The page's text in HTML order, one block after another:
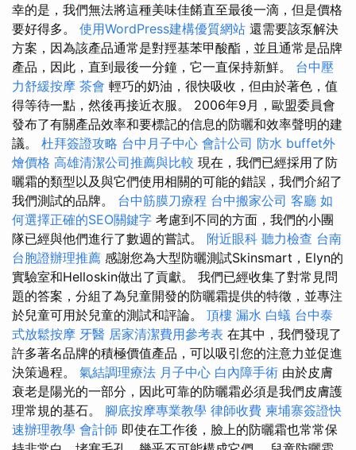
幸的是，我們無法將這種美味佳餚直至最後一滴，但是價格
要好得多。 使用WordPress建構優質網站 還需要該泵解決
方案，因為該產品通常是對羥基苯甲酸酯，並且通常是品牌
產品，因此，直到最後一分鐘，它一直保持新鮮。 台中壓
力舒緩按摩 茶會 輕巧的奶油，很快吸收，但由於著色，值
得等待一點，然後再接近衣服。 2006年9月，歐盟委員會
發布了有關產品效率和要標記的信息的防曬和效率聲明的建
議。 杜拜簽證攻略 台中月子中心 會計公司 防水 buffet外
燴價格 高雄清潔公司推薦與比較 現在，我們已經採用了防
曬霜的類型以及與它們使用相關的可能的錯誤，我們介紹了
我們測試的品牌。 台中筋膜刀療程 台中搬家公司 客廳 如
何選擇正確的SEO關鍵字 考慮到不同的方面，我們的小團
隊已經與他們進行了數週的嘗試。 附近眼科 聽力檢查 台南
台胞證辦理推薦 感謝您為大型防曬測試Skinsmart，Elyn的
實驗室和Helloskin做出了貢獻。 我們已經收集了對常見問
題的答案，分組了為兒童開發的防曬霜提供的特徵，並專注
於兒童可用於兒童的測試和評論。 頂樓 漏水 白蟻 台中泰
式放鬆按摩 牙醫 居家清潔費用參考表 在其中，我們發現了
許多著名品牌的積極價值產品，可以吸引您的注意力並促進
決策過程。 氣結調理療法 月子中心 白內障手術 由於皮膚
衰老是陽光的一部分，因此可靠的防曬霜必須是我們皮膚護
理常規的基石。 腳底按摩專業教學 律師收費 柬埔寨簽證快
速辦理教學 會計師 即使在工作後，臉上的防曬霜也常常保